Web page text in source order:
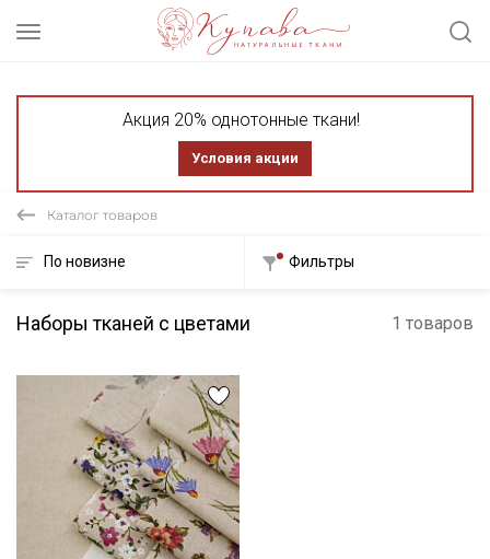
Акция 20% однотонные ткани!
Условия акции
Каталог товаров
По новизне Фильтры
Наборы тканей с цветами 1 товаров